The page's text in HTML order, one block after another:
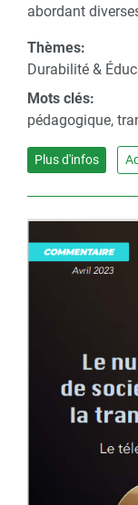
abordant
Thèmes:
Durabilité &
Mots clés:
pédagogique,
Plus d'infos